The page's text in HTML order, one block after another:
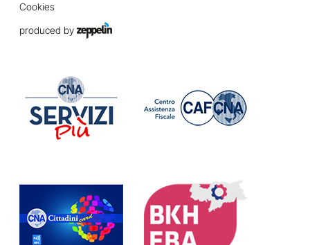
Cookies
produced by